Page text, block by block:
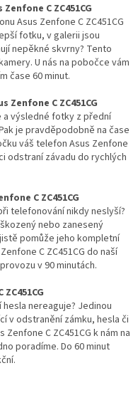
C ZC451CG
Asus Zenfone C ZC451CG
fotku, v galerii jsou
nepěkné skvrny? Tento
U nás na pobočce vám
čase 60 minut.
C ZC451CG
výsledné fotky z přední
je pravděpodobně na čase
váš telefon Asus Zenfone
odstraní závadu do rychlých
C ZC451CG
telefonování nikdy neslyší?
nebo zanesený
pomůže jeho kompletní
C ZC451CG do naší
v 90 minutách.
nereaguje? Jedinou
v odstranění zámku, hesla či
C ZC451CG k nám na
poradíme. Do 60 minut